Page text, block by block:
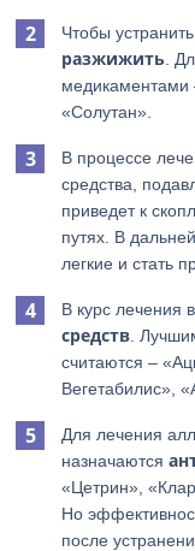
Чтобы
разжижить .
медикаментами
«Солутан».
В процессе
средства,
приведет к
путях. В
легкие и стать
В курс лечения
средств .
считаются –
Вегетабилис»,
Для лечения
назначаются
«Цетрин»,
Но
после